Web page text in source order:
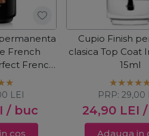
French
French
/ buc
LEI
cos
Cupio Finish
clasica Top Coat
15ml
24,90 LEI
PRP:29,00
Adauga in